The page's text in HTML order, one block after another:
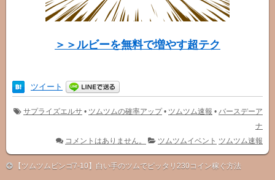
＞＞ルビーを無料で増やす超テク
ツイート
サプライズエルサ • ツムツムの確率アップ• ツムツム速報 • バースデーア
ナ
コメントはありません。
ツムツムイベント ツムツム速報
【ツムツムビンゴ7-10】白い手のツムでピッタリ230コイン稼ぐ方法